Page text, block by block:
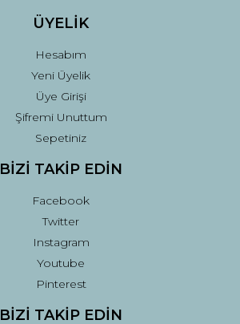
ÜYELİK
Hesabım
Yeni Üyelik
Üye Girişi
Şifremi Unuttum
Sepetiniz
BİZİ TAKİP EDİN
Facebook
Twitter
Instagram
Youtube
Pinterest
BİZİ TAKİP EDİN